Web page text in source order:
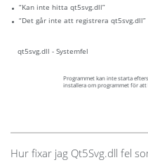
“Kan inte hitta qt5svg.dll”
“Det går inte att registrera qt5svg.dll”
qt5svg.dll - Systemfel
Programmet kan inte starta
installera om programmet för att
Hur fixar jag Qt5Svg.dll fel